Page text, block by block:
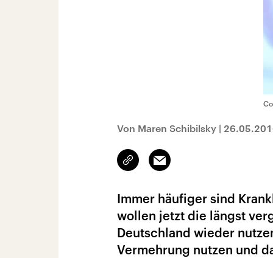
Von Maren Schibilsky |
Link
kopieren/teilen
Email
Immer häufiger sind
wollen jetzt die längst
Deutschland wieder
Vermehrung nutzen und